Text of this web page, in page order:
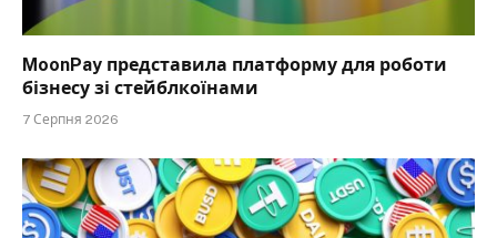
MoonPay представила платформу для роботи
бізнесу зі стейблкоїнами
7 Серпня 2026